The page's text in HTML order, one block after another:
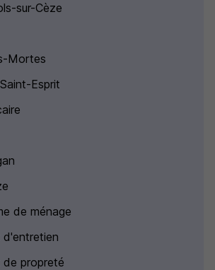
sur-Cèze
Mortes
Esprit
de ménage
d'entretien
de propreté